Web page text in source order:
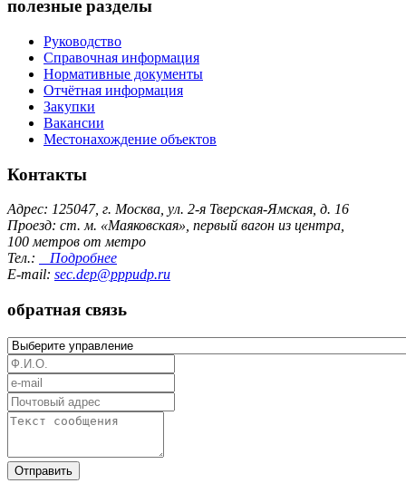
полезные разделы
Руководство
Справочная информация
Нормативные документы
Отчётная информация
Закупки
Вакансии
Местонахождение объектов
Контакты
Адрес: 125047, г. Москва, ул. 2-я Тверская-Ямская, д. 16
Проезд: ст. м. «Маяковская», первый вагон из центра,
100 метров от метро
Тел.:
Подробнее
E-mail: sec.dep@pppudp.ru
обратная связь
Отправить